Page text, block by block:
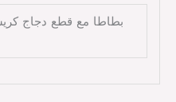
بطاطا مع قطع دجاج